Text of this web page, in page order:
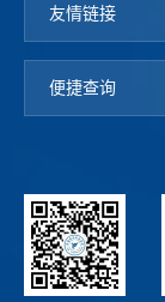
友情链接
便捷查询